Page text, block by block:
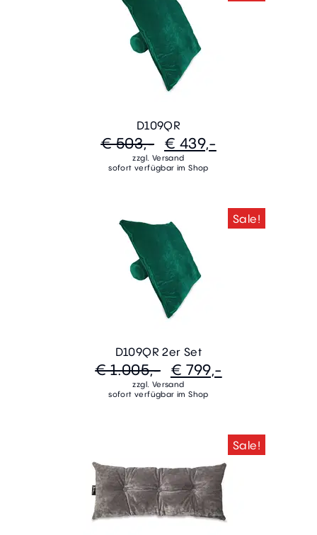
D109QR
€ 503,- € 439,-
zzgl. Versand
sofort verfügbar im Shop
Sale!
D109QR 2er Set
€ 1.005,- € 799,-
zzgl. Versand
sofort verfügbar im Shop
Sale!